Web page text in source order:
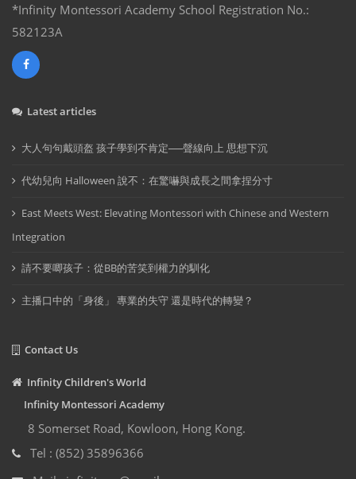
*Infinity Montessori Academy School Registration No.:
582123A
Latest articles
大人句句戴頭盔 孩子學到不肯定──聲線向上 思想下沉
代幼兒向 Halloween 說不：在驚嚇與成長之間拿捏分寸
East Meets West: Elevating Montessori with Chinese and Western
Integration
請不要唧孩子：從BB的苦笑到權力的馴化
主播口中的「身後」 專業的失守 還是時代的轉變？
Contact Us
Infinity Children's World
Infinity Montessori Academy
8 Somerset Road, Kowloon, Hong Kong.
Tel : (852) 35896366